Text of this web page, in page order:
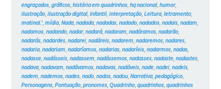
engraçados, gráficos, história em quadrinhos, hq nacional, humor,
ilustração, ilustração digital, Infantil, interpretação, Leitura, letramento,
matinal.’, mídia, Nada, nadada, nadadas, nadado, nadados, nadais, nadam,
nadamos, nadando, nadar, nadará, nadaram, nadáramos, nadarão,
nadarás, nadardes, nadarei, nadáreis, nadarem, nadaremos, nadares,
nadaria, nadariam, nadaríamos, nadarias, nadaríeis, nadarmos, nadas,
nadasse, nadásseis, nadassem, nadássemos, nadasses, nadaste, nadastes,
nadava, nadavam, nadávamos, nadavas, nadáveis, nade, nadei, nadeis,
nadem, nademos, nades, nado, nados, nadou, Narrativa, pedagógico,
Personagens, Pontuação, pronomes, Quadrinho, quadrinhos, quadrinhos